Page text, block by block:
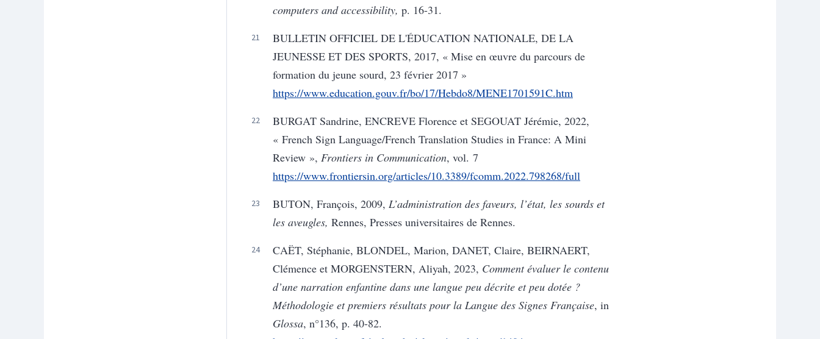
computers and accessibility, p. 16-31.
BULLETIN OFFICIEL DE L'ÉDUCATION NATIONALE, DE LA
JEUNESSE ET DES SPORTS, 2017, « Mise en œuvre du parcours de
formation du jeune sourd, 23 février 2017 »
https://www.education.gouv.fr/bo/17/Hebdo8/MENE1701591C.htm
BURGAT Sandrine, ENCREVE Florence et SEGOUAT Jérémie, 2022,
« French Sign Language/French Translation Studies in France: A Mini
Review », Frontiers in Communication, vol. 7
https://www.frontiersin.org/articles/10.3389/fcomm.2022.798268/full
BUTON, François, 2009, L’administration des faveurs, l’état, les sourds et
les aveugles, Rennes, Presses universitaires de Rennes.
CAËT, Stéphanie, BLONDEL, Marion, DANET, Claire, BEIRNAERT,
Clémence et MORGENSTERN, Aliyah, 2023, Comment évaluer le contenu
d’une narration enfantine dans une langue peu décrite et peu dotée ?
Méthodologie et premiers résultats pour la Langue des Signes Française, in
Glossa, n°136, p. 40-82.